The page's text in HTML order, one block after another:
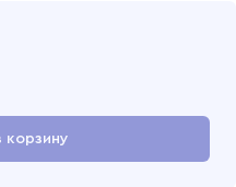
корзину